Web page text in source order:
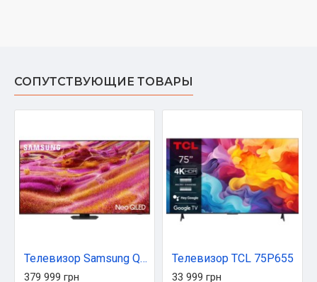
СОПУТСТВУЮЩИЕ ТОВАРЫ
Телевизор Samsung QE98QN90FAUXUA
379 999 грн
Телевизор TCL 75P655
33 999 грн